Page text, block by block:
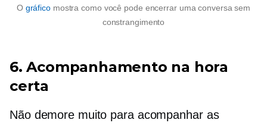
O gráficomostra como você pode encerrar uma conversa sem
constrangimento
6. Acompanhamento na hora
certa
Não demore muito para acompanhar as